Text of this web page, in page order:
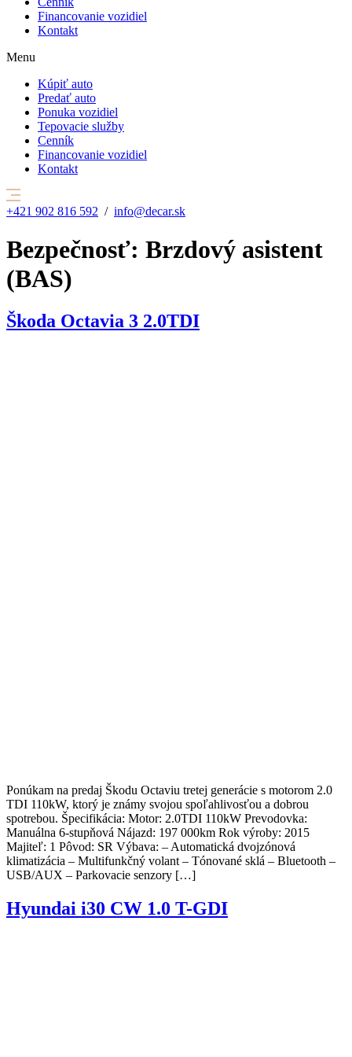
Financovanie vozidiel
Kontakt
Menu
Kúpiť auto
Predať auto
Ponuka vozidiel
Tepovacie služby
Cenník
Financovanie vozidiel
Kontakt
+421 902 816 592 / info@decar.sk
Bezpečnosť: Brzdový asistent
(BAS)
Škoda Octavia 3 2.0TDI
Ponúkam na predaj Škodu Octaviu tretej generácie s motorom 2.0
TDI 110kW, ktorý je známy svojou spoľahlivosťou a dobrou
spotrebou. Špecifikácia: Motor: 2.0TDI 110kW Prevodovka:
Manuálna 6-stupňová Nájazd: 197 000km Rok výroby: 2015
Majiteľ: 1 Pôvod: SR Výbava: – Automatická dvojzónová
klimatizácia – Multifunkčný volant – Tónované sklá – Bluetooth –
USB/AUX – Parkovacie senzory […]
Hyundai i30 CW 1.0 T-GDI